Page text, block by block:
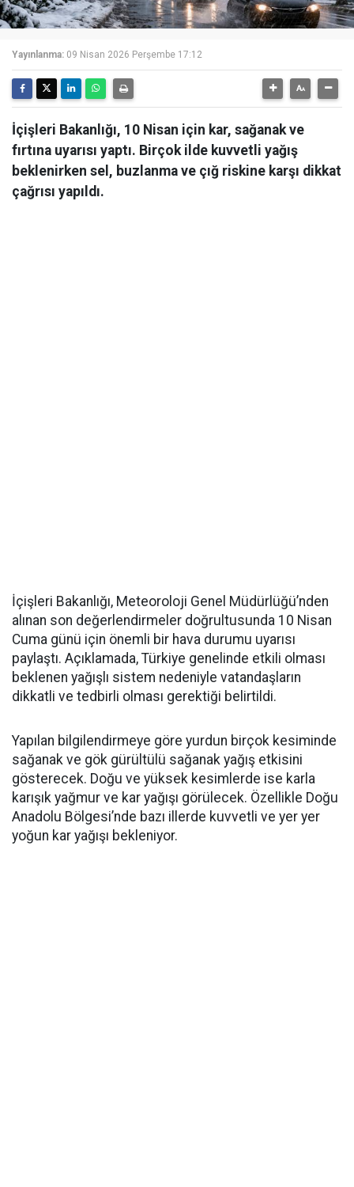
Yayınlanma: 09 Nisan 2026 Perşembe 17:12
İçişleri Bakanlığı, 10 Nisan için kar, sağanak ve
fırtına uyarısı yaptı. Birçok ilde kuvvetli yağış
beklenirken sel, buzlanma ve çığ riskine karşı dikkat
çağrısı yapıldı.
İçişleri Bakanlığı, Meteoroloji Genel Müdürlüğü’nden
alınan son değerlendirmeler doğrultusunda 10 Nisan
Cuma günü için önemli bir hava durumu uyarısı
paylaştı. Açıklamada, Türkiye genelinde etkili olması
beklenen yağışlı sistem nedeniyle vatandaşların
dikkatli ve tedbirli olması gerektiği belirtildi.
Yapılan bilgilendirmeye göre yurdun birçok kesiminde
sağanak ve gök gürültülü sağanak yağış etkisini
gösterecek. Doğu ve yüksek kesimlerde ise karla
karışık yağmur ve kar yağışı görülecek. Özellikle Doğu
Anadolu Bölgesi’nde bazı illerde kuvvetli ve yer yer
yoğun kar yağışı bekleniyor.